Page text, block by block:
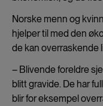
Norske menn og
hjelper til med den
de kan overraskende
– Blivende foreldre
blitt gravide. De har
blir for eksempel